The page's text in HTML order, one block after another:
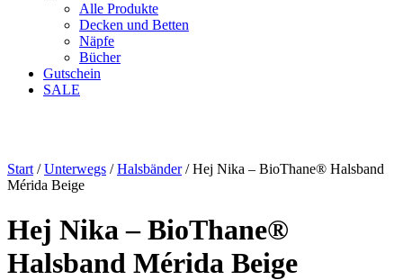
Alle Produkte
Decken und Betten
Näpfe
Bücher
Gutschein
SALE
Start /Unterwegs /Halsbänder/ Hej Nika – BioThane® Halsband
Mérida Beige
Hej Nika – BioThane®
Halsband Mérida Beige